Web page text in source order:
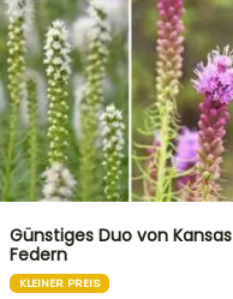
Günstiges Duo von Kansas
Federn
KLEINER PREIS